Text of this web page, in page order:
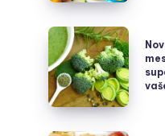
bebe:
Ključne
tačke
i
preporuke
Nova
revolucija
u
ishrani
beba